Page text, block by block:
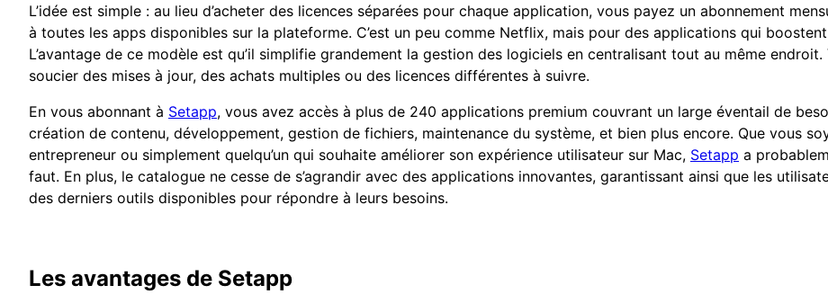
L’idée est simple : au lieu d’acheter des licences séparées pour chaque application, vous payez un abonnement
à toutes les apps disponibles sur la plateforme. C’est un peu comme Netflix, mais pour des applications qui
L’avantage de ce modèle est qu’il simplifie grandement la gestion des logiciels en centralisant tout au même endroit.
soucier des mises à jour, des achats multiples ou des licences différentes à suivre.
En vous abonnant à Setapp, vous avez accès à plus de 240 applications premium couvrant un large éventail de
création de contenu, développement, gestion de fichiers, maintenance du système, et bien plus encore. Que vous
entrepreneur ou simplement quelqu’un qui souhaite améliorer son expérience utilisateur sur Mac, Setapp a
faut. En plus, le catalogue ne cesse de s’agrandir avec des applications innovantes, garantissant ainsi que les
des derniers outils disponibles pour répondre à leurs besoins.
Les avantages de Setapp